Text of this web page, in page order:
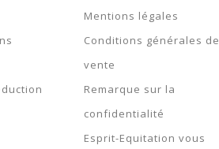
Mentions légales
Conditions générales de
vente
Remarque sur la
confidentialité
Esprit-Equitation vous